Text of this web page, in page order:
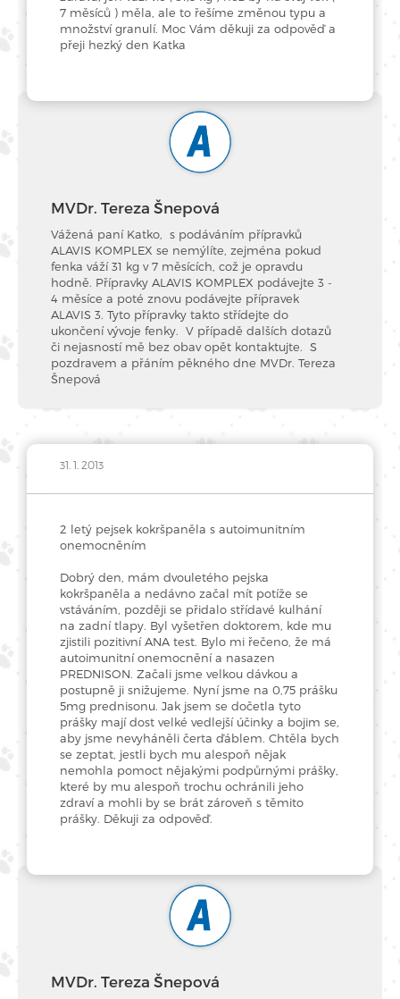
7 měsíců ) měla, ale to řešíme změnou typu a
množství granulí. Moc Vám děkuji za odpověď a
přeji hezký den Katka
MVDr. Tereza Šnepová
Vážená paní Katko, s podáváním přípravků
ALAVIS KOMPLEX se nemýlíte, zejména pokud
fenka váží 31 kg v 7 měsících, což je opravdu
hodně. Přípravky ALAVIS KOMPLEX podávejte 3 -
4 měsíce a poté znovu podávejte přípravek
ALAVIS 3. Tyto přípravky takto střídejte do
ukončení vývoje fenky. V případě dalších dotazů
či nejasností mě bez obav opět kontaktujte. S
pozdravem a přáním pěkného dne MVDr. Tereza
Šnepová
31. 1. 2013
2 letý pejsek kokršpaněla s autoimunitním
onemocněním
Dobrý den, mám dvouletého pejska
kokršpaněla a nedávno začal mít potíže se
vstáváním, později se přidalo střídavé kulhání
na zadní tlapy. Byl vyšetřen doktorem, kde mu
zjistili pozitivní ANA test. Bylo mi řečeno, že má
autoimunitní onemocnění a nasazen
PREDNISON. Začali jsme velkou dávkou a
postupně ji snižujeme. Nyní jsme na 0,75 prášku
5mg prednisonu. Jak jsem se dočetla tyto
prášky mají dost velké vedlejší účinky a bojim se,
aby jsme nevyháněli čerta ďáblem. Chtěla bych
se zeptat, jestli bych mu alespoň nějak
nemohla pomoct nějakými podpůrnými prášky,
které by mu alespoň trochu ochránili jeho
zdraví a mohli by se brát zároveň s těmito
prášky. Děkuji za odpověď.
MVDr. Tereza Šnepová